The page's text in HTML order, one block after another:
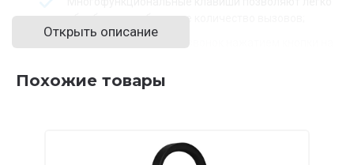
обрабатывать большое количество вызовов;
Возможность принять звонок нажатием кнопки на
Возможность работы со стационарными
Защита слуха с помощью технологии SafeTone ™;
Открыть описание
Похожие товары